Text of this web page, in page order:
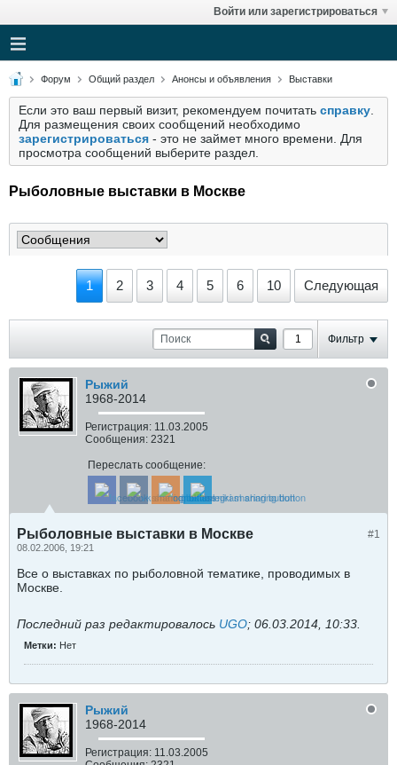
Войти или зарегистрироваться
Форум Общий раздел Анонсы и объявления Выставки
Если это ваш первый визит, рекомендуем почитать справку
Для размещения своих сообщений необходимо
зарегистрироваться - это не займет много времени. Для
просмотра сообщений выберите раздел.
Рыболовные выставки в Москве
1 2 3 4 5 6 10 Следующая
Фильтр
Рыжий
1968-2014
Регистрация: 11.03.2005
Сообщения: 2321
Переслать сообщение:
#1
Рыболовные выставки в Москве
08.02.2006, 19:21
Все о выставках по рыболовной тематике, проводимых в
Москве.
Последний раз редактировалось UGO; 06.03.2014, 10:33
Метки: Нет
Рыжий
1968-2014
Регистрация: 11.03.2005